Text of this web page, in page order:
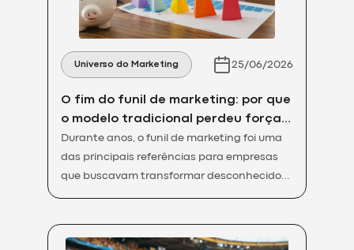
Universo do Marketing 25/06/2026
O fim do funil de marketing: por que
o modelo tradicional perdeu força e
o que funciona agora
Durante anos, o funil de marketing foi uma
das principais referências para empresas
que buscavam transformar desconhecidos